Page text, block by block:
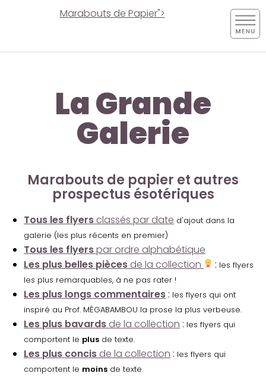
Marabouts de Papier">
La Grande
Galerie
Marabouts de papier et autres
prospectus ésotériques
Tous les flyers classés par date d'ajout dans la
galerie (les plus récents en premier)
Tous les flyerspar ordre alphabétique
Les plus belles pièces de la collection : les flyers
les plus remarquables, à ne pas rater !
Les plus longs commentaires : les flyers qui ont
inspiré au Prof. MÉGABAMBOU la prose la plus verbeuse.
Les plus bavards de la collection : les flyers qui
comportent le plus de texte.
Les plus concis de la collection : les flyers qui
comportent le moins de texte.